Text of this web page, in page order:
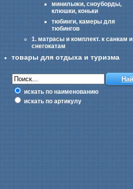
минилыжи, сноуборды,
клюшки, коньки
тюбинги, камеры для
тюбингов
1. матрасы и комплект. к санкам и
снегокатам
товары для отдыха и туризма
искать по наименованию
искать по артикулу